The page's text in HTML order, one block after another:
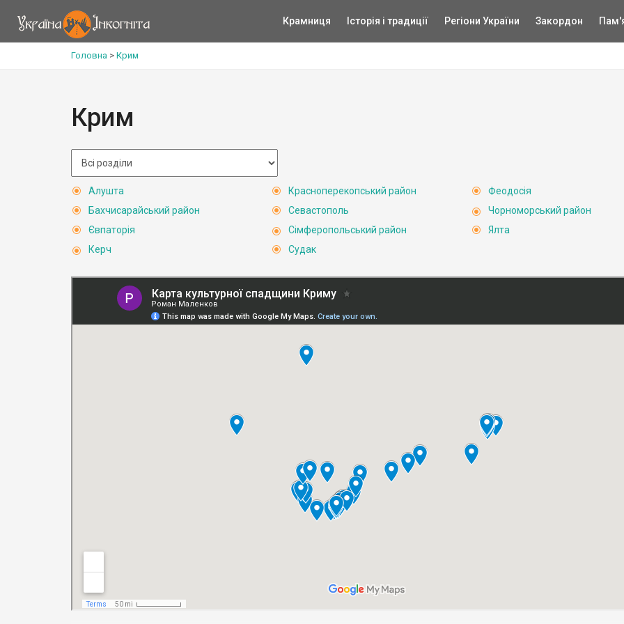
Крамниця Історія і традиції Регіони України Закордон
Головна > Крим
Крим
Алушта
Бахчисарайський район
Євпаторія
Керч
Красноперекопський район
Севастополь
Сімферопольський район
Судак
Феодосія
Чорноморський район
Ялта